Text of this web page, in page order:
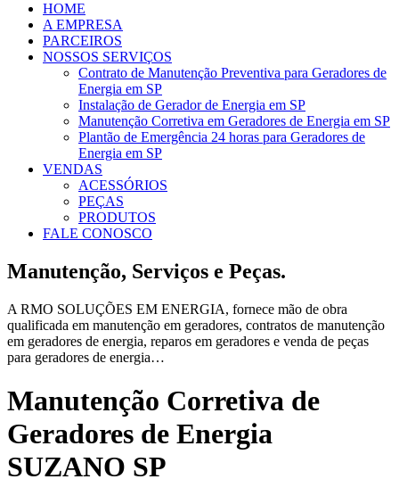
HOME
A EMPRESA
PARCEIROS
NOSSOS SERVIÇOS
Contrato de Manutenção Preventiva para Geradores de
Energia em SP
Instalação de Gerador de Energia em SP
Manutenção Corretiva em Geradores de Energia em SP
Plantão de Emergência 24 horas para Geradores de
Energia em SP
VENDAS
ACESSÓRIOS
PEÇAS
PRODUTOS
FALE CONOSCO
Manutenção, Serviços e Peças.
A RMO SOLUÇÕES EM ENERGIA, fornece mão de obra
qualificada em manutenção em geradores, contratos de manutenção
em geradores de energia, reparos em geradores e venda de peças
para geradores de energia…
Manutenção Corretiva de
Geradores de Energia
SUZANO SP